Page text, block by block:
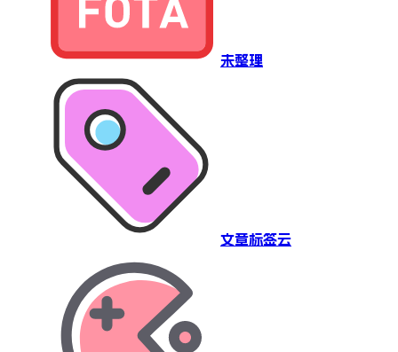
未整理
文章标签云